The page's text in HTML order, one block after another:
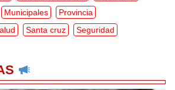
Municipales
Provincia
Santa cruz Seguridad